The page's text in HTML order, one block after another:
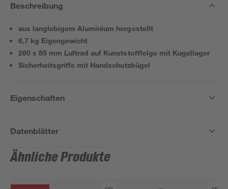
Beschreibung
aus langlebigem Aluminium hergestellt
6,7 kg Eigengewicht
260 x 85 mm Luftrad auf Kunststofffelge mit Kugellager
Sicherheitsgriffe mit Handschutzbügel
Eigenschaften
Datenblätter
Ähnliche Produkte